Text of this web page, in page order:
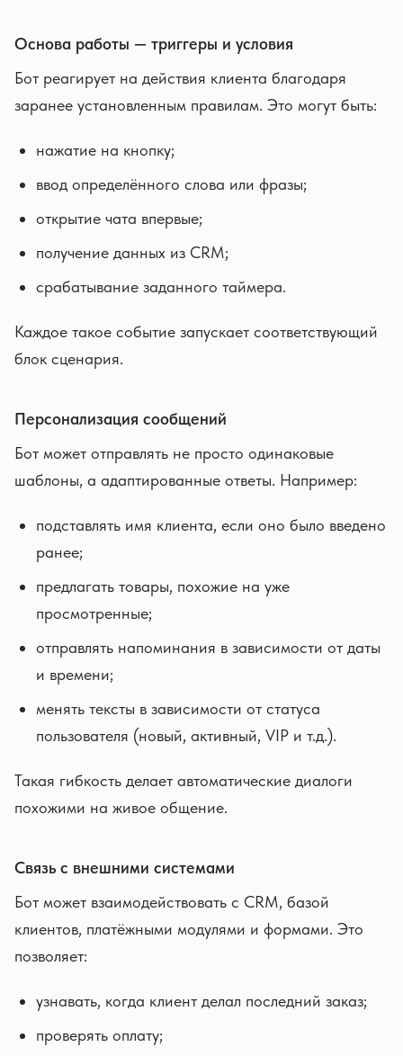
Основа работы — триггеры и условия
Бот реагирует на действия клиента благодаря
заранее установленным правилам. Это могут быть:
нажатие на кнопку;
ввод определённого слова или фразы;
открытие чата впервые;
получение данных из CRM;
срабатывание заданного таймера.
Каждое такое событие запускает соответствующий
блок сценария.
Персонализация сообщений
Бот может отправлять не просто одинаковые
шаблоны, а адаптированные ответы. Например:
подставлять имя клиента, если оно было введено
ранее;
предлагать товары, похожие на уже
просмотренные;
отправлять напоминания в зависимости от даты
и времени;
менять тексты в зависимости от статуса
пользователя (новый, активный, VIP и т.д.).
Такая гибкость делает автоматические диалоги
похожими на живое общение.
Связь с внешними системами
Бот может взаимодействовать с CRM, базой
клиентов, платёжными модулями и формами. Это
позволяет:
узнавать, когда клиент делал последний заказ;
проверять оплату;